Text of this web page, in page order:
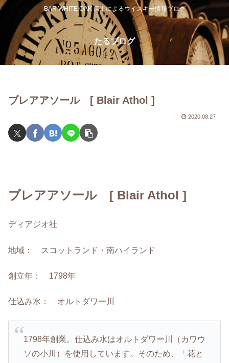
BAR WHITE OAK 店主によるウイスキー情報ブログ
たるブログ
ブレアアソール [ Blair Athol ]
2020.08.27
ブレアアソール [ Blair Athol ]
ディアジオ社
地域： スコットランド・南ハイランド
創立年： 1798年
仕込み水： オルトダワー川
1798年創業。仕込み水はオルトダワー川（カワウ
ソの小川）を使用しています。そのため、「花と